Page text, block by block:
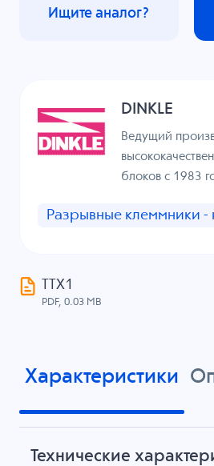
Ищите аналог?
DINKLE
Ведущий
блоков с 1983
Разрывные клеммники -
ТТХ1
PDF, 0.03 MB
Характеристики
Технические